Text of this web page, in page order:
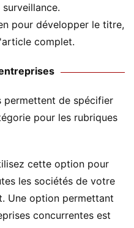
pour développer le titre,
complet.
permettent de spécifier
pour les rubriques
cette option pour
les sociétés de votre
Une option permettant
concurrentes est